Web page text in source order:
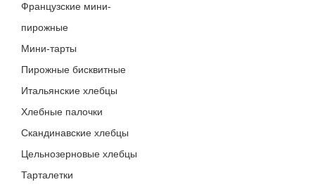
Французские мини-
пирожные
Мини-тарты
Пирожные бисквитные
Итальянские хлебцы
Хлебные палочки
Скандинавские хлебцы
Цельнозерновые хлебцы
Тарталетки